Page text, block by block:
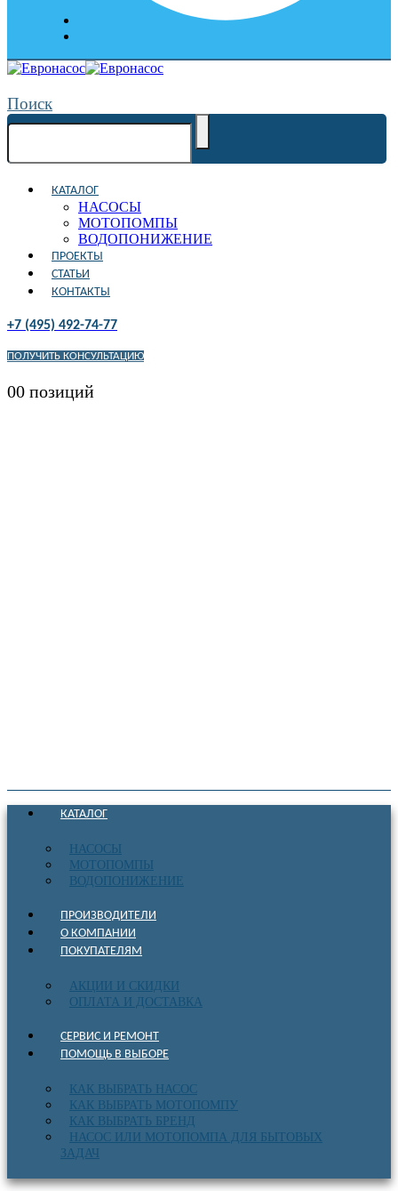
Поиск
КАТАЛОГ
НАСОСЫ
МОТОПОМПЫ
ВОДОПОНИЖЕНИЕ
ПРОЕКТЫ
СТАТЬИ
КОНТАКТЫ
+7 (495) 492-74-77
ПОЛУЧИТЬ КОНСУЛЬТАЦИЮ
00 позиций
КАТАЛОГ
НАСОСЫ
МОТОПОМПЫ
ВОДОПОНИЖЕНИЕ
ПРОИЗВОДИТЕЛИ
О КОМПАНИИ
ПОКУПАТЕЛЯМ
АКЦИИ И СКИДКИ
ОПЛАТА И ДОСТАВКА
СЕРВИС И РЕМОНТ
ПОМОЩЬ В ВЫБОРЕ
КАК ВЫБРАТЬ НАСОС
КАК ВЫБРАТЬ МОТОПОМПУ
КАК ВЫБРАТЬ БРЕНД
НАСОС ИЛИ МОТОПОМПА ДЛЯ БЫТОВЫХ
ЗАДАЧ